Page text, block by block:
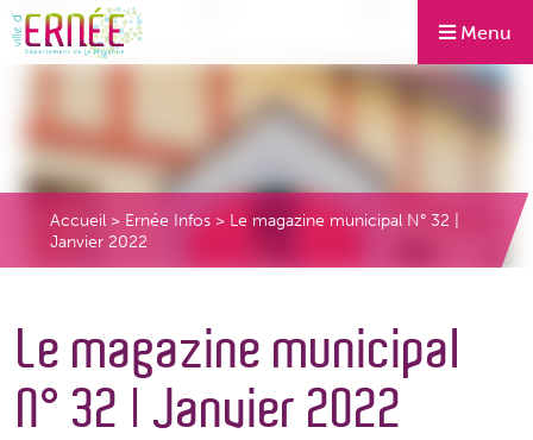
Menu
Accueil > Ernée Infos > Le magazine municipal N° 32 |
Janvier 2022
Le magazine municipal
N° 32 | Janvier 2022